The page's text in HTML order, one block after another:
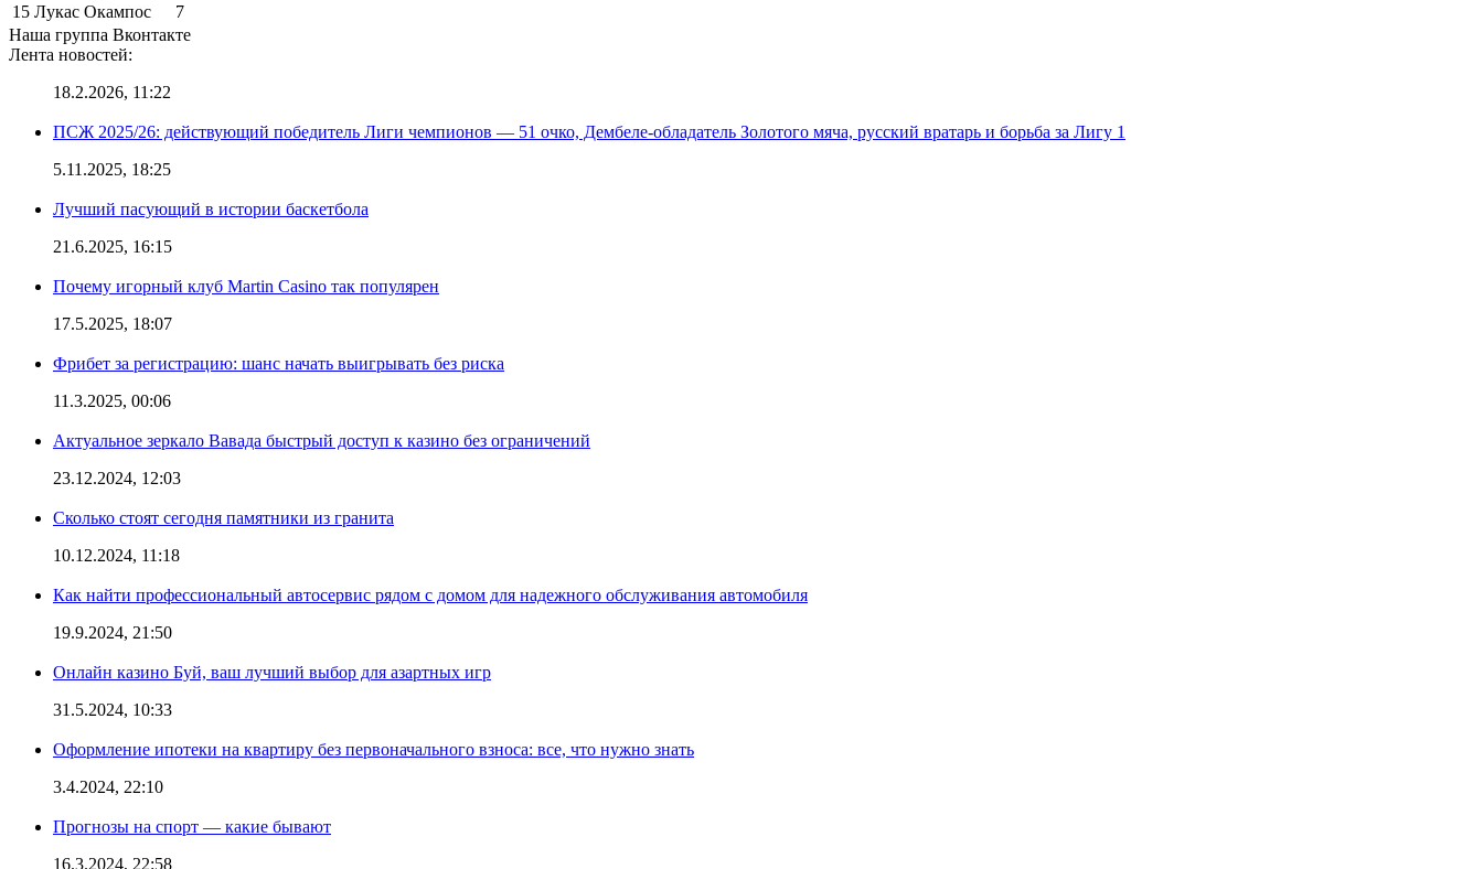
15 Лукас Окампос
7
Наша группа Вконтакте
Лента новостей:
18.2.2026, 11:22
ПСЖ 2025/26: действующий победитель Лиги чемпионов — 51 очко, Дембеле-обладатель Золотого мяча, русский вратарь и борьба за Лигу 1
5.11.2025, 18:25
Лучший пасующий в истории баскетбола
21.6.2025, 16:15
Почему игорный клуб Martin Casino так популярен
17.5.2025, 18:07
Фрибет за регистрацию: шанс начать выигрывать без риска
11.3.2025, 00:06
Актуальное зеркало Вавада быстрый доступ к казино без ограничений
23.12.2024, 12:03
Сколько стоят сегодня памятники из гранита
10.12.2024, 11:18
Как найти профессиональный автосервис рядом с домом для надежного обслуживания автомобиля
19.9.2024, 21:50
Онлайн казино Буй, ваш лучший выбор для азартных игр
31.5.2024, 10:33
Оформление ипотеки на квартиру без первоначального взноса: все, что нужно знать
3.4.2024, 22:10
Прогнозы на спорт — какие бывают
16.3.2024, 22:58